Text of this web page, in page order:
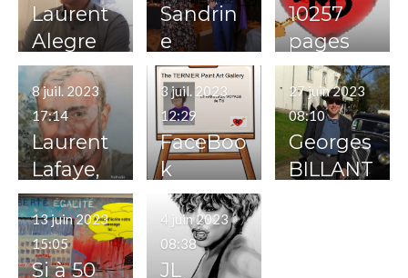
Laurent
Alegre
Sandrin
e
GOSSET
10257
pages
visitées
Laurent
Lafaye,
auteur
8 juil. 2023
17:14
FaceBoo
k
3 juil. 2023
12:29
Georges
BILLANT
27 juin 2023
08:10
Si à 50
13 juin 2023
15:05
JL
4 juin 2023
08:38